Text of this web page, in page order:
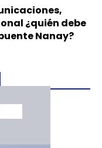
¿quién debe
Nanay?